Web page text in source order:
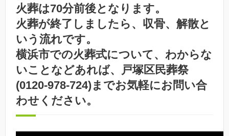
火葬は70分前後となります。
火葬が終了しましたら、収骨、解散と
いう流れです。
横浜市での火葬式について、わからな
いことなどあれば、戸塚区民葬祭
(0120-978-724)までお気軽にお問い合
わせください。